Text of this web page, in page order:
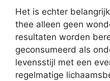
Het is echter
thee alleen geen
resultaten worden
geconsumeerd als
levensstijl met een
regelmatige